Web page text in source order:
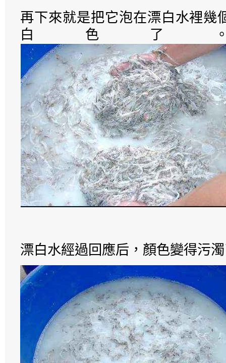
再下來就是把它泡在漂白水裡幾
白色了
漂白水經過回應后，顏色變得污